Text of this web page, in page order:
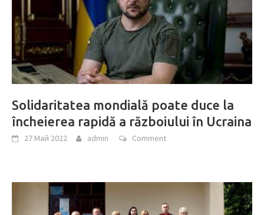
Solidaritatea mondială poate duce la
încheierea rapidă a războiului în Ucraina
27 Май 2022 admin Comment